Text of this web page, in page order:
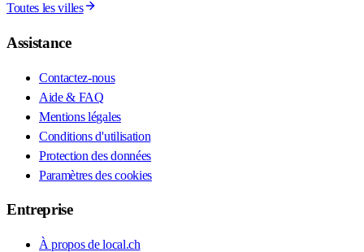
Toutes les villes
Assistance
Contactez-nous
Aide & FAQ
Mentions légales
Conditions d'utilisation
Protection des données
Paramètres des cookies
Entreprise
À propos de local.ch